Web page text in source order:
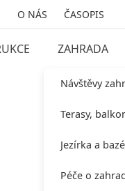
O NÁS ČASOPIS
ZAHRADA
Návštěvy
Terasy,
Jezírka a
Péče o